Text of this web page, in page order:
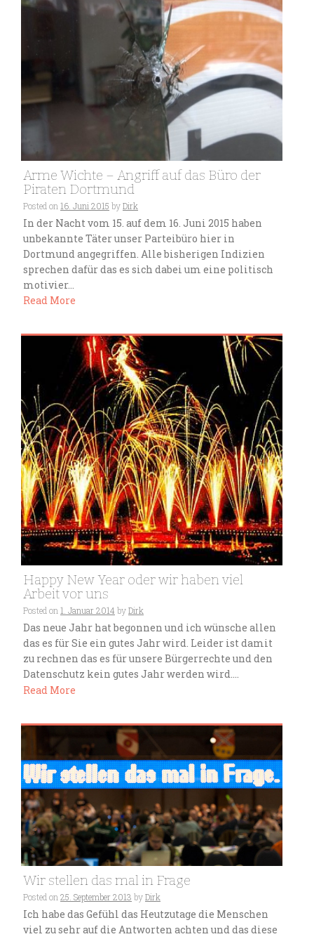
Arme Wichte – Angriff auf das Büro der
Piraten Dortmund
Posted on 16. Juni 2015 byDirk
In der Nacht vom 15. auf dem 16. Juni 2015 haben
unbekannte Täter unser Parteibüro hier in
Dortmund angegriffen. Alle bisherigen Indizien
sprechen dafür das es sich dabei um eine politisch
motivier...
Read More
Happy New Year oder wir haben viel
Arbeit vor uns
Posted on1. Januar 2014 byDirk
Das neue Jahr hat begonnen und ich wünsche allen
das es für Sie ein gutes Jahr wird. Leider ist damit
zu rechnen das es für unsere Bürgerrechte und den
Datenschutz kein gutes Jahr werden wird....
Read More
Wir stellen das mal in Frage
Posted on 25. September 2013 byDirk
Ich habe das Gefühl das Heutzutage die Menschen
viel zu sehr auf die Antworten achten und das diese